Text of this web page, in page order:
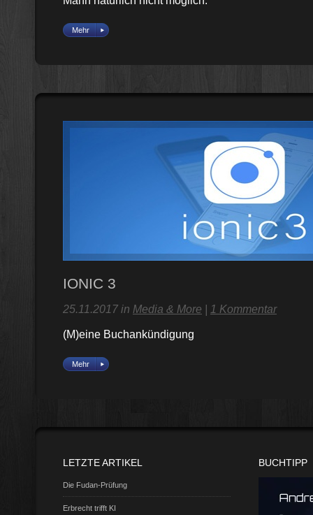
Mehr
IONIC 3
25.11.2017 in Media & More | 1 Kommentar
(M)eine Buchankündigung
Mehr
LETZTE ARTIKEL
Die Fudan-Prüfung
Erbrecht trifft KI
BUCHTIPP